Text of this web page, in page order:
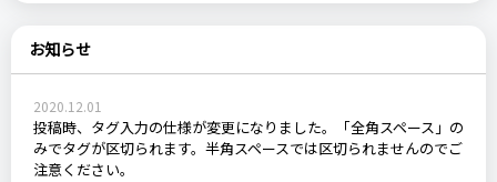
お知らせ
2020.12.01
投稿時、タグ入力の仕様が変更になりました。「全角スペース」の
みでタグが区切られます。半角スペースでは区切られませんのでご
注意ください。